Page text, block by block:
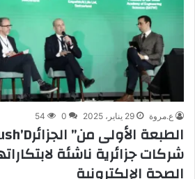
ع.مروة 29 يناير، 2025 0
54
شركات جزائرية ناشئة
الصحة الإلكترونية